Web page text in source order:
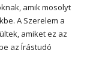
amik mosolyt
A Szerelem a
amiket ez az
az Írástudó